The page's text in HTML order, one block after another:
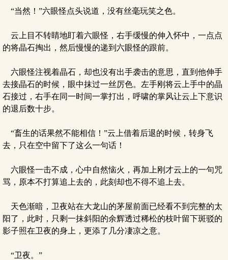
“当然！”六眼怪点头说道，没有丝毫玩笑之色。
云上目不转睛地盯着六眼怪，右手缓慢的伸入怀中，一点点
的将晶石掏出，然后慢慢的递到六眼怪的跟前。
六眼怪注视着晶石，却也没有出手袭击的意思，直到他伸手
去接晶石的时候，眼中抹过一丝厉色。左手刚将云上手中的晶
石接过，右手在同一时间一掌打出，呼啸的掌风让云上下意识
的退后数十步。
“畜生的话果然不能相信！”云上借着后退的时候，转身飞
去，只在空中留下了这么一句话！
六眼怪一击不成，心中自然恼火，再加上刚才云上的一句咒
骂，原本不打算追上去的，此刻却也不得不追上去。
天色渐暗，卫夜站在大龙山的茅屋前面已经看不到完整的太
阳了，此时，只剩一抹斜阳的余辉透过稀松的枝叶留下斑驳的
影子照在卫夜的身上，更添了几分凄凉之意。
“卫夜。”